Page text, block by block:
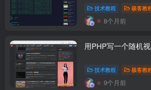
技术教程 极客教
8个月前
用PHP写一个随机
技术教程 极客教
9个月前